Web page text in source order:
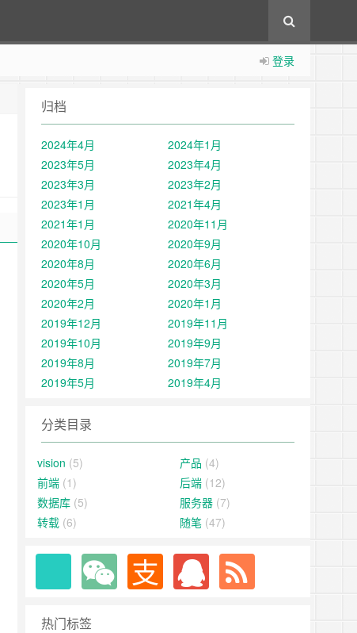
登录
归档
2024年4月
2024年1月
2023年5月
2023年4月
2023年3月
2023年2月
2023年1月
2021年4月
2021年1月
2020年11月
2020年10月
2020年9月
2020年8月
2020年6月
2020年5月
2020年3月
2020年2月
2020年1月
2019年12月
2019年11月
2019年10月
2019年9月
2019年8月
2019年7月
2019年5月
2019年4月
分类目录
vision (5) 产品 (4)
前端 (1) 后端 (12)
数据库 (5) 服务器 (7)
转载 (6) 随笔 (47)
热门标签